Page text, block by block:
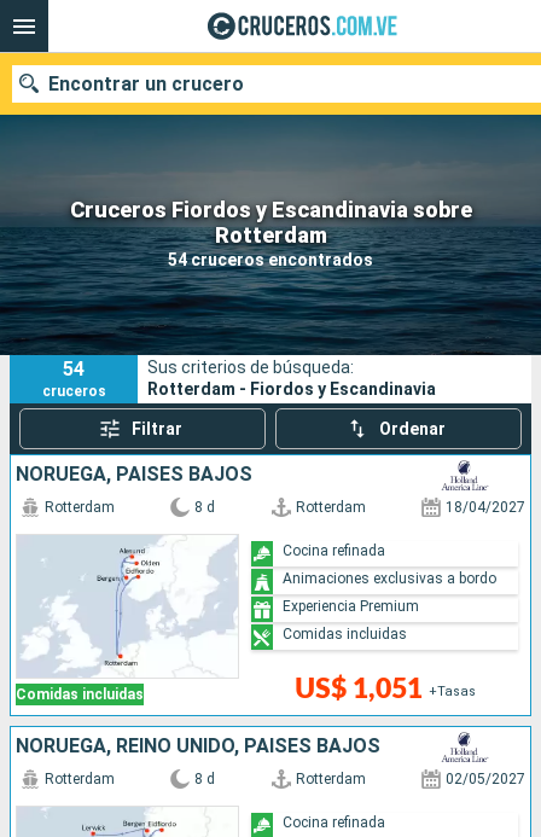
Cruceros Fiordos y Escandinavia sobre
Rotterdam
54 cruceros encontrados
Encontrar un crucero
Nuestros destinos
Fecha de salida
Puertos Compañías
Buscar
54
cruceros
Sus criterios de búsqueda:
Rotterdam - Fiordos y Escandinavia
Filtrar Ordenar
NORUEGA, PAISES BAJOS
Comidas incluidas
Rotterdam 8 d Rotterdam 18/04/2027
US$ 1,051 +Tasas
Cocina refinada
Animaciones exclusivas a bordo
Experiencia Premium
Comidas incluidas
NORUEGA, REINO UNIDO, PAISES BAJOS
Rotterdam 8 d Rotterdam 02/05/2027
Cocina refinada